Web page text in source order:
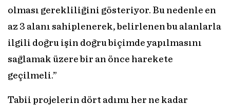
olması gerekliliğini gösteriyor. Bu nedenle en
az 3 alanı sahiplenerek, belirlenen bu alanlarla
ilgili doğru işin doğru biçimde yapılmasını
sağlamak üzere bir an önce harekete
geçilmeli.”
Tabii projelerin dört adımı her ne kadar